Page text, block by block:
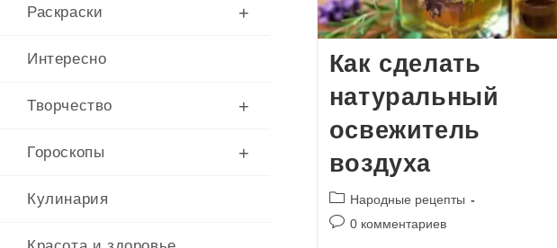
Раскраски
Интересно
Творчество
Гороскопы
Кулинария
Как сделать
натуральный
освежитель
воздуха
Рубрика
записи:
Народные рецепты
Комментарии
0 комментариев